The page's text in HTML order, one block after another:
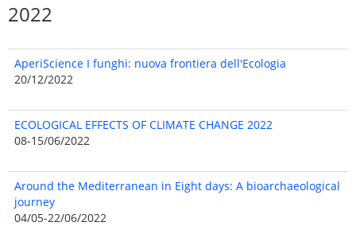
2022
AperiScience I funghi: nuova frontiera dell'Ecologia
20/12/2022
ECOLOGICAL EFFECTS OF CLIMATE CHANGE 2022
08-15/06/2022
Around the Mediterranean in Eight days: A bioarchaeological
journey
04/05-22/06/2022